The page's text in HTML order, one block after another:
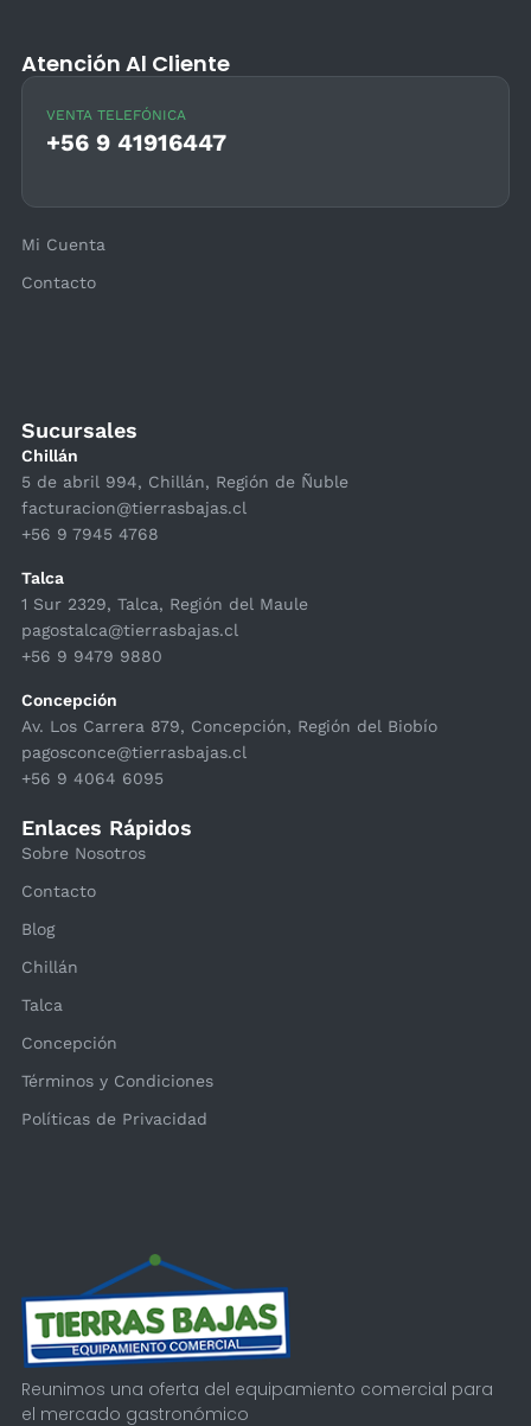
Reunimos una oferta del equipamiento comercial para
el mercado gastronómico
Sucursales
Chillán
5 de abril 994, Chillán, Región de Ñuble
facturacion@tierrasbajas.cl
+56 9 7945 4768
Talca
1 Sur 2329, Talca, Región del Maule
pagostalca@tierrasbajas.cl
+56 9 9479 9880
Concepción
Av. Los Carrera 879, Concepción, Región del Biobío
pagosconce@tierrasbajas.cl
+56 9 4064 6095
Enlaces Rápidos
Sobre Nosotros
Contacto
Blog
Chillán
Talca
Concepción
Términos y Condiciones
Políticas de Privacidad
Atención Al Cliente
VENTA TELEFÓNICA
+56 9 41916447
Mi Cuenta
Contacto